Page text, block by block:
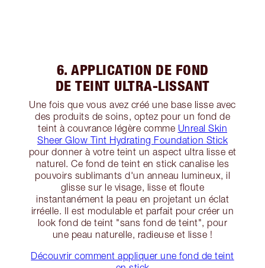
6. APPLICATION DE FOND
DE TEINT ULTRA-LISSANT
Une fois que vous avez créé une base lisse avec
des produits de soins, optez pour un fond de
teint à couvrance légère comme Unreal Skin
Sheer Glow Tint Hydrating Foundation Stick
pour donner à votre teint un aspect ultra lisse et
naturel. Ce fond de teint en stick canalise les
pouvoirs sublimants d'un anneau lumineux, il
glisse sur le visage, lisse et floute
instantanément la peau en projetant un éclat
irréelle. Il est modulable et parfait pour créer un
look fond de teint "sans fond de teint", pour
une peau naturelle, radieuse et lisse !
Découvrir comment appliquer une fond de teint